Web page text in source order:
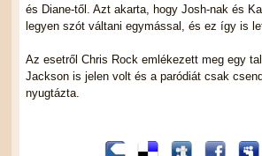
és Diane-től. Azt akarta, hogy Josh-nak és
legyen szót váltani egymással, és ez így is
Az esetről Chris Rock emlékezett meg egy
Jackson is jelen volt és a paródiát csak
nyugtázta.